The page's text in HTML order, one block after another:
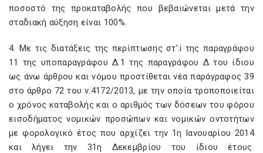
ποσοστό της προκαταβολής που βεβαιώνεται μετά την
σταδιακή αύξηση είναι 100%.
4. Με τις διατάξεις της περίπτωσης στ’.i της παραγράφου
11 της υποπαραγράφου Δ.1 της παραγράφου Δ του ίδιου
ως άνω άρθρου και νόμου προστίθεται νέα παράγραφος 39
στο άρθρο 72 του ν.4172/2013, με την οποία τροποποιείται
ο χρόνος καταβολής και ο αριθμός των δόσεων του φόρου
εισοδήματος νομικών προσώπων και νομικών οντοτήτων
με φορολογικό έτος που αρχίζει την 1η Ιανουαρίου 2014
και λήγει την 31η Δεκεμβρίου του ίδιου έτους.